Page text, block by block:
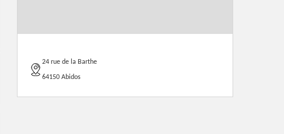
24 rue de la Barthe
64150 Abidos